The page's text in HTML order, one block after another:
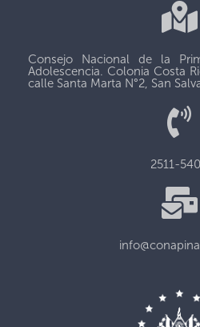
Consejo Nacional de la
Adolescencia. Colonia Costa
calle Santa Marta N°2, San
2511-